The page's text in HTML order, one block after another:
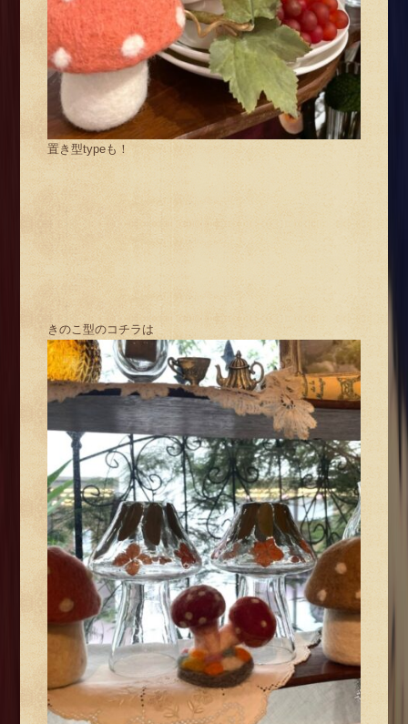
置き型typeも！
きのこ型のコチラは